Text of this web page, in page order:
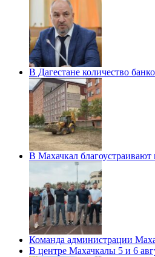
В Дагестане количество
В Махачкал
Команда администрации
В центре Махачкалы 5 и 6